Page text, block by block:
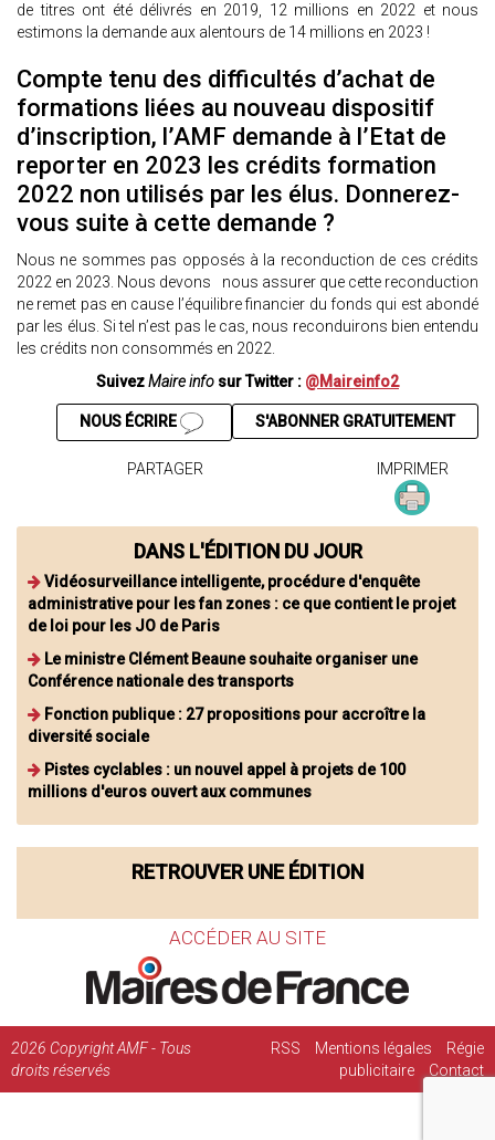
de titres ont été délivrés en 2019, 12 millions en 2022 et nous
estimons la demande aux alentours de 14 millions en 2023 !
Compte tenu des difficultés d’achat de
formations liées au nouveau dispositif
d’inscription, l’AMF demande à l’Etat de
reporter en 2023 les crédits formation
2022 non utilisés par les élus. Donnerez-
vous suite à cette demande ?
Nous ne sommes pas opposés à la reconduction de ces crédits
2022 en 2023. Nous devons nous assurer que cette reconduction
ne remet pas en cause l’équilibre financier du fonds qui est abondé
par les élus. Si tel n’est pas le cas, nous reconduirons bien entendu
les crédits non consommés en 2022.
SuivezMaire info sur Twitter : @Maireinfo2
S'ABONNER GRATUITEMENT
NOUS ÉCRIRE
PARTAGER IMPRIMER
DANS L'ÉDITION DU JOUR
Vidéosurveillance intelligente, procédure d'enquête
administrative pour les fan zones : ce que contient le projet
de loi pour les JO de Paris
Le ministre Clément Beaune souhaite organiser une
Conférence nationale des transports
Fonction publique : 27 propositions pour accroître la
diversité sociale
Pistes cyclables : un nouvel appel à projets de 100
millions d'euros ouvert aux communes
RETROUVER UNE ÉDITION
ACCÉDER AU SITE
2026 Copyright AMF - Tous
droits réservés
RSS Mentions légales
Régie
publicitaire
Contact